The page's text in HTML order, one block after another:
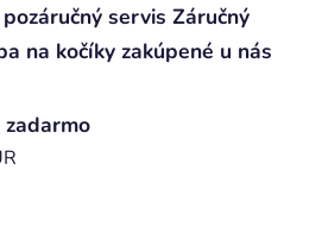
servis Záručný
na kočíky zakúpené u nás
zadarmo